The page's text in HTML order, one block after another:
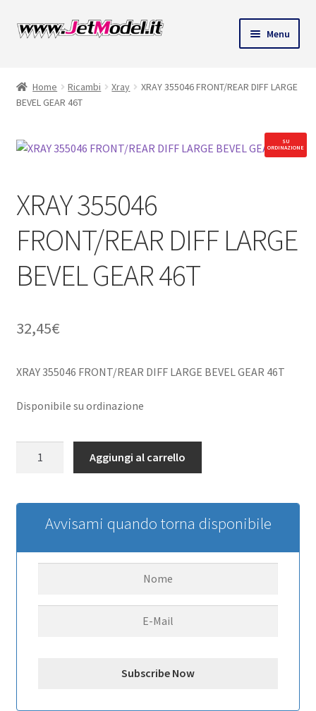
Vai
alla
Vai
Menu
Home Ricambi Xray
XRAY 355046 FRONT/REAR DIFF LARGE
BEVEL GEAR 46T
SU
ORDINAZIONE
XRAY 355046
FRONT/REAR DIFF LARGE
BEVEL GEAR 46T
32,45€
XRAY 355046 FRONT/REAR DIFF LARGE BEVEL GEAR 46T
Disponibile su ordinazione
DIFF
LARGE
GEAR
Aggiungi al carrello
Avvisami quando torna disponibile